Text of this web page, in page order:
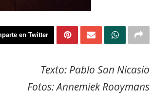
en Twitter
Texto: Pablo San Nicasio
Fotos: Annemiek Rooymans